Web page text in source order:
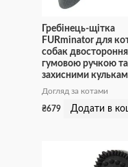
Гребінець-щітка
FURminator для
собак двостороння
гумовою ручкою та
захисними
Догляд за котами
₴679 Додати в